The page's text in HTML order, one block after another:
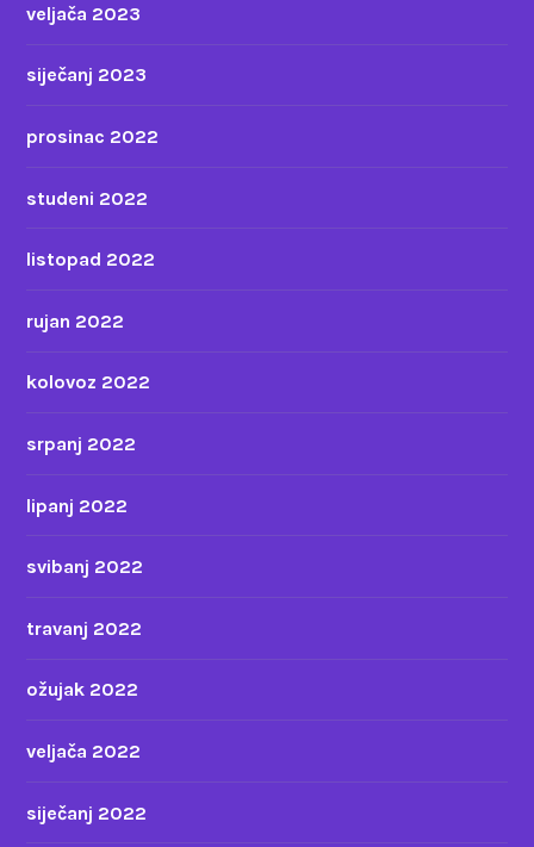
veljača 2023
siječanj 2023
prosinac 2022
studeni 2022
listopad 2022
rujan 2022
kolovoz 2022
srpanj 2022
lipanj 2022
svibanj 2022
travanj 2022
ožujak 2022
veljača 2022
siječanj 2022